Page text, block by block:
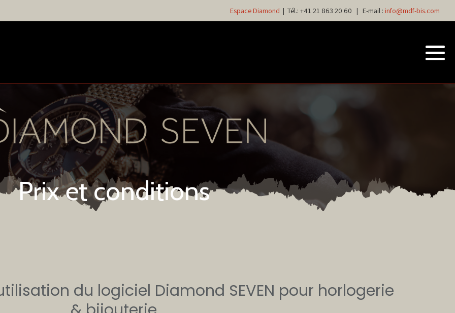
Espace Diamond | Tél.: +41 21 863 20 60 | E-mail : info@mdf-bis.com
Prix et conditions
du logiciel Diamond SEVEN pour horlogerie